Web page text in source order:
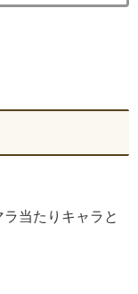
当たりキャラと